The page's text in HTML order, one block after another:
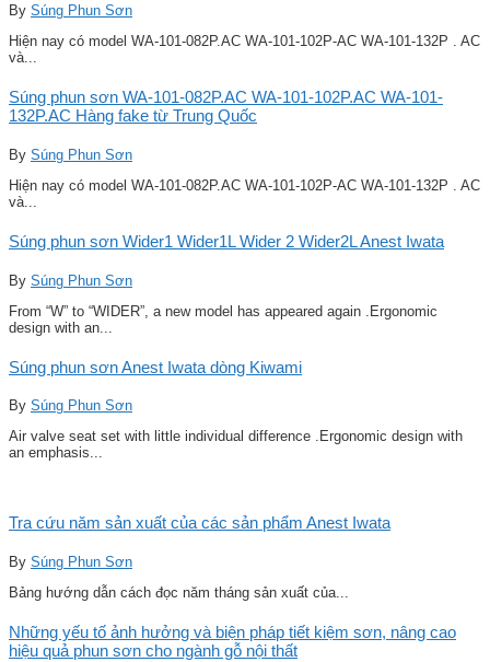
By Súng Phun Sơn
Hiện nay có model WA-101-082P.AC WA-101-102P-AC WA-101-132P . AC
và...
Súng phun sơn WA-101-082P.AC WA-101-102P.AC WA-101-
132P.AC Hàng fake từ Trung Quốc
By Súng Phun Sơn
Hiện nay có model WA-101-082P.AC WA-101-102P-AC WA-101-132P . AC
và...
Súng phun sơn Wider1 Wider1L Wider 2 Wider2L Anest Iwata
By Súng Phun Sơn
From “W” to “WIDER”, a new model has appeared again .Ergonomic
design with an...
Súng phun sơn Anest Iwata dòng Kiwami
By Súng Phun Sơn
Air valve seat set with little individual difference .Ergonomic design with
an emphasis...
Tra cứu năm sản xuất của các sản phẩm Anest Iwata
By Súng Phun Sơn
Bảng hướng dẫn cách đọc năm tháng sản xuất của...
Những yếu tố ảnh hưởng và biện pháp tiết kiệm sơn, nâng cao
hiệu quả phun sơn cho ngành gỗ nội thất